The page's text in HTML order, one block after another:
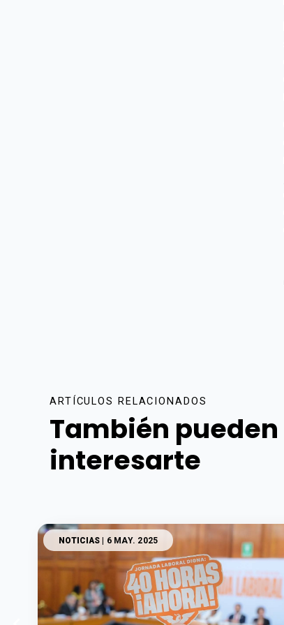
ARTÍCULOS RELACIONADOS
También pueden
interesarte
NOTICIAS | 6 MAY. 2025